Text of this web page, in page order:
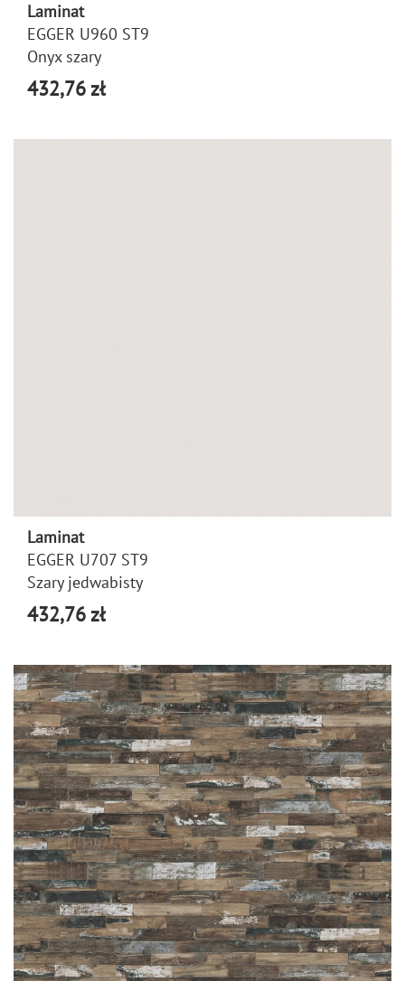
Laminat
EGGER U960 ST9
Onyx szary
432,76 zł
Laminat
EGGER U707 ST9
Szary jedwabisty
432,76 zł